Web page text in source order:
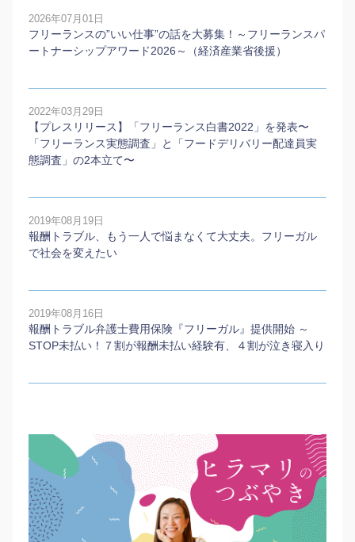
2026年07月01日
フリーランスの”いい仕事”の話を大募集！～フリーランスパ
ートナーシップアワード2026～（経済産業省後援）
2022年03月29日
【プレスリリース】「フリーランス白書2022」を発表〜
「フリーランス実態調査」と「フードデリバリー配達員実
態調査」の2本⽴て〜
2019年08月19日
報酬トラブル、もう一人で悩まなくて大丈夫。フリーガル
で社会を変えたい
2019年08月16日
報酬トラブル弁護士費用保険『フリーガル』提供開始 ～
STOP未払い！７割が報酬未払い経験有、４割が泣き寝入り